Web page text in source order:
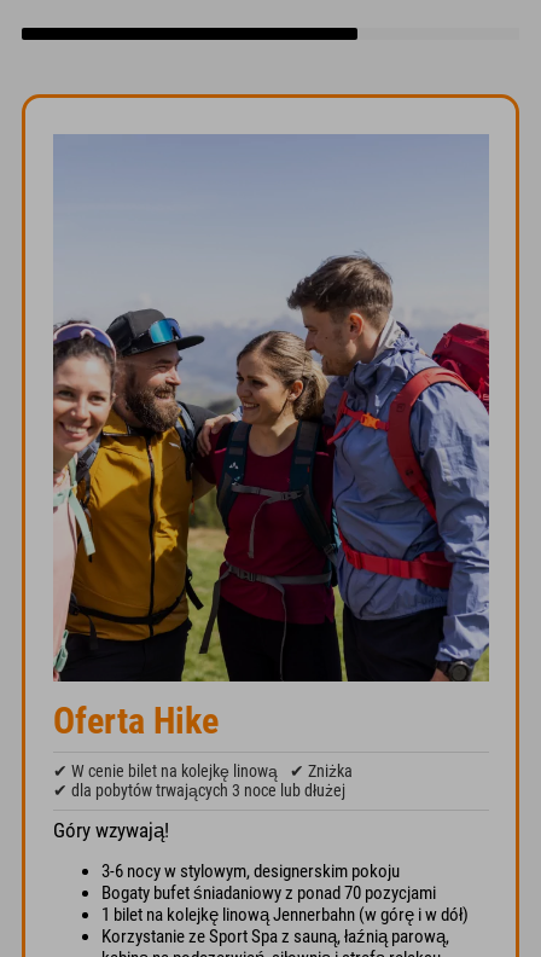
Oferta Hike
✔ W cenie bilet na kolejkę linową
✔ Zniżka
✔ dla pobytów trwających 3 noce lub dłużej
Góry wzywają!
3-6 nocy w stylowym, designerskim pokoju
Bogaty bufet śniadaniowy z ponad 70 pozycjami
1 bilet na kolejkę linową Jennerbahn (w górę i w dół)
Korzystanie ze Sport Spa z sauną, łaźnią parową,